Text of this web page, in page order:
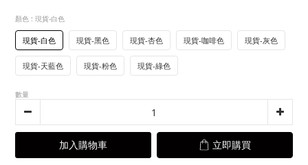
顏色 : 現貨-白色
現貨-白色 現貨-黑色 現貨-杏色 現貨-咖啡色 現貨-灰色
現貨-天藍色 現貨-粉色 現貨-綠色
數量
加入購物車 立即購買